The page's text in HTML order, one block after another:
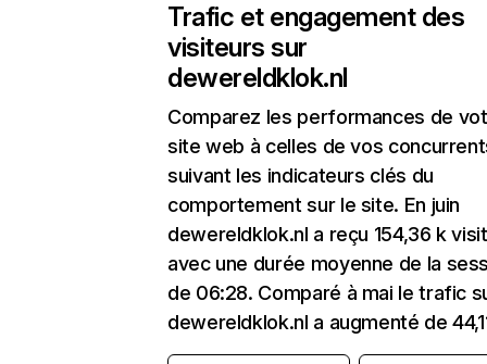
Trafic et engagement des
visiteurs sur
dewereldklok.nl
Comparez les performances de
site web à celles de vos
suivant les indicateurs clés du
comportement sur le site. En juin
dewereldklok.nl a reçu 154,36 k
avec une durée moyenne de la
de 06:28. Comparé à mai le trafic
dewereldklok.nl a augmenté de